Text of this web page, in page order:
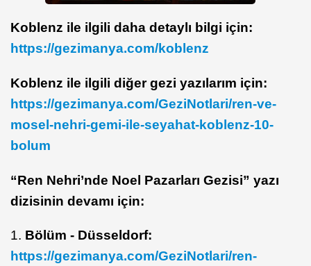
Koblenz ile ilgili daha detaylı bilgi için:
https://gezimanya.com/koblenz
Koblenz ile ilgili diğer gezi yazılarım için:
https://gezimanya.com/GeziNotlari/ren-ve-
mosel-nehri-gemi-ile-seyahat-koblenz-10-
bolum
“Ren Nehri’nde Noel Pazarları Gezisi” yazı
dizisinin devamı için:
1. Bölüm - Düsseldorf:
https://gezimanya.com/GeziNotlari/ren-